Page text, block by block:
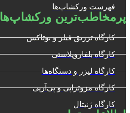
فهرست ورکشاپ‌ها
پرمخاطب‌ترین ورکشاپ‌ها
کارگاه تزریق فیلر و بوتاکس
کارگاه بلفاروپلاستی
کارگاه لیزر و دستگاه‌ها
کارگاه مزوتراپی و پی‌آرپی
کارگاه ژنیتال